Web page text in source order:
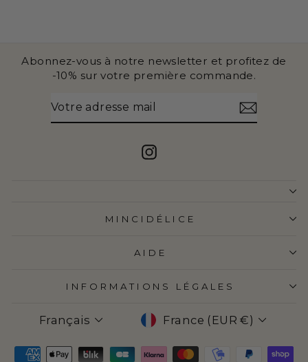
Abonnez-vous à notre newsletter et profitez de
-10% sur votre première commande.
ADRESSE
Instagram
MINCIDÉLICE
AIDE
INFORMATIONS LÉGALES
LANGUE
Français DEVISE
France (EUR €)